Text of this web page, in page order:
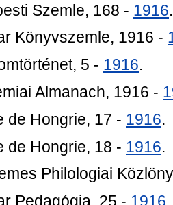
Szemle, 168 - 1916.
Könyvszemle, 1916 -
5 - 1916.
Almanach, 1916 -
de Hongrie, 17 - 1916.
de Hongrie, 18 - 1916.
Philologiai
Pedagógia, 25 - 1916.